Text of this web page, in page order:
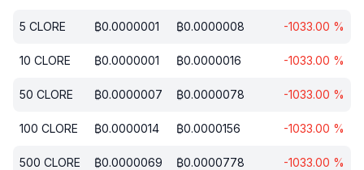
5 CLORE ₿0.0000001 ₿0.0000008 -1033.00 %
10 CLORE ₿0.0000001 ₿0.0000016 -1033.00 %
50 CLORE ₿0.0000007 ₿0.0000078 -1033.00 %
100 CLORE ₿0.0000014 ₿0.0000156 -1033.00 %
500 CLORE ₿0.0000069 ₿0.0000778 -1033.00 %